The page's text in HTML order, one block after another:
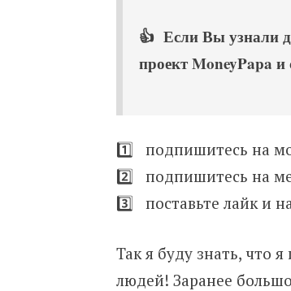
👍 Если Вы узнали
проект MoneyPapa и
1️⃣ подпишитесь на
2️⃣ подпишитесь на
3️⃣ поставьте лайк и
Так я буду знать, что
людей! Заранее